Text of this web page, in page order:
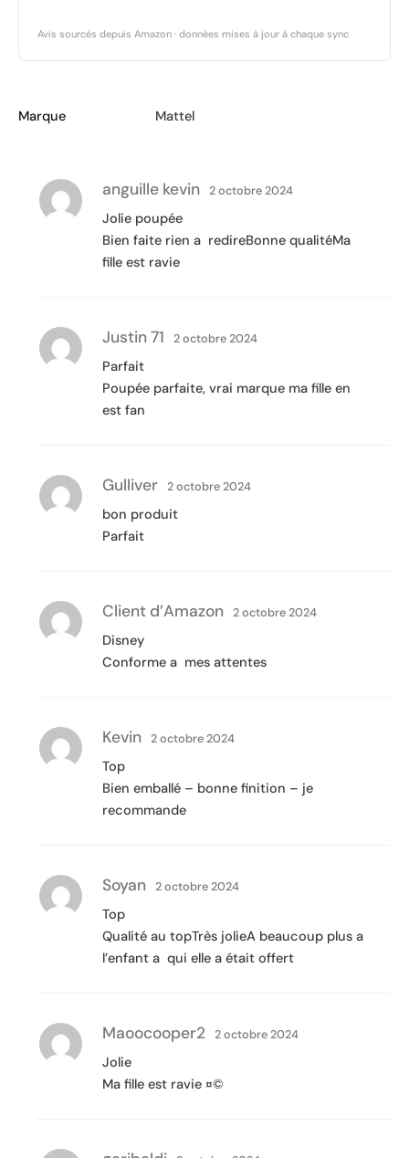
Avis sourcés depuis Amazon · données mises à jour à chaque sync
Marque Mattel
anguille kevin 2 octobre 2024
Jolie poupée
Bien faite rien a redireBonne qualitéMa
fille est ravie
Justin 71 2 octobre 2024
Parfait
Poupée parfaite, vrai marque ma fille en
est fan
Gulliver 2 octobre 2024
bon produit
Parfait
Client d’Amazon 2 octobre 2024
Disney
Conforme a mes attentes
Kevin 2 octobre 2024
Top
Bien emballé – bonne finition – je
recommande
Soyan 2 octobre 2024
Top
Qualité au topTrès jolieA beaucoup plus a
l’enfant a qui elle a était offert
Maoocooper2 2 octobre 2024
Jolie
Ma fille est ravie ¤©